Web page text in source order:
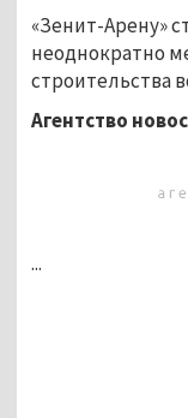
«Зенит-Арену»
неоднократно
строительства
Агентство
...